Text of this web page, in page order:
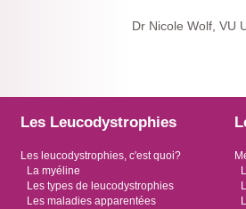
Dr Nicole Wolf, VU
Les Leucodystrophies
Les leucodystrophies, c'est quoi?
La myéline
Les types de leucodystrophies
Les maladies apparentées